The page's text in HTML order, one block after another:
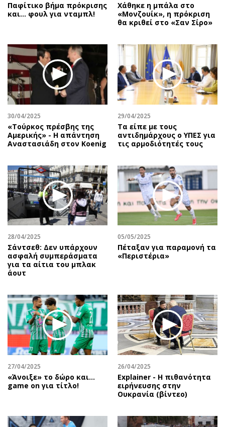
Παφίτικο βήμα πρόκρισης
και… φουλ για νταμπλ!
Χάθηκε η μπάλα στο
«Μονζουίκ», η πρόκριση
θα κριθεί στο «Σαν Σίρο»
30/04/2025
«Τούρκος πρέσβης της
Αμερικής» - Η απάντηση
Αναστασιάδη στον Koenig
29/04/2025
Τα είπε με τους
αντιδημάρχους ο ΥΠΕΣ για
τις αρμοδιότητές τους
28/04/2025
Σάντσεθ: Δεν υπάρχουν
ασφαλή συμπεράσματα
για τα αίτια του μπλακ
άουτ
05/05/2025
Πέταξαν για παραμονή τα
«Περιστέρια»
27/04/2025
«Άνοιξε» το δώρο και…
game on για τίτλο!
26/04/2025
Explainer - Η πιθανότητα
ειρήνευσης στην
Ουκρανία (βίντεο)